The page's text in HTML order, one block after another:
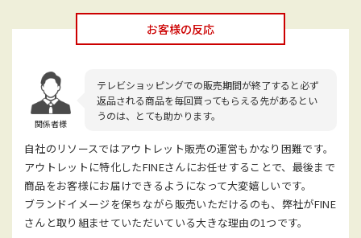
お客様の反応
関係者様
テレビショッピングでの販売期間が終了すると必ず
返品される商品を毎回買ってもらえる先があるとい
うのは、とても助かります。
自社のリソースではアウトレット販売の運営もかなり困難です。
アウトレットに特化したFINEさんにお任せすることで、最後まで
商品をお客様にお届けできるようになって大変嬉しいです。
ブランドイメージを保ちながら販売いただけるのも、弊社がFINE
さんと取り組ませていただいている大きな理由の1つです。